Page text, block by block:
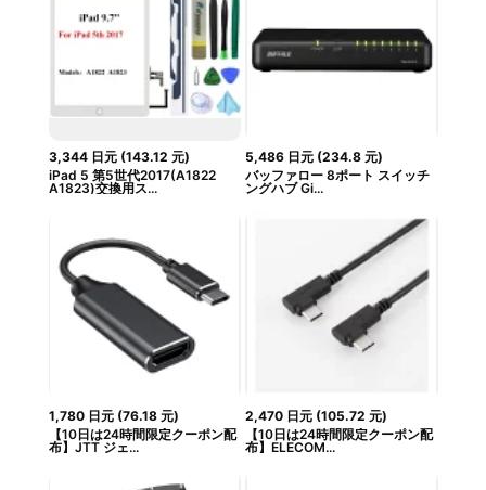
3,344 日元(143.12 元)
iPad 5 第5世代2017(A1822
A1823)交換用ス...
5,486 日元 (234.8 元)
バッファロー 8ポート スイッチ
ングハブ Gi...
1,780 日元(76.18 元)
【10日は24時間限定クーポン配
布】JTT ジェ...
2,470 日元 (105.72 元)
【10日は24時間限定クーポン配
布】ELECOM...